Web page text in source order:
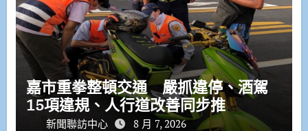
嘉市重拳整頓交通 嚴抓違停、酒駕
15項違規、人行道改善同步推
新聞聯訪中心 8 月 7, 2026